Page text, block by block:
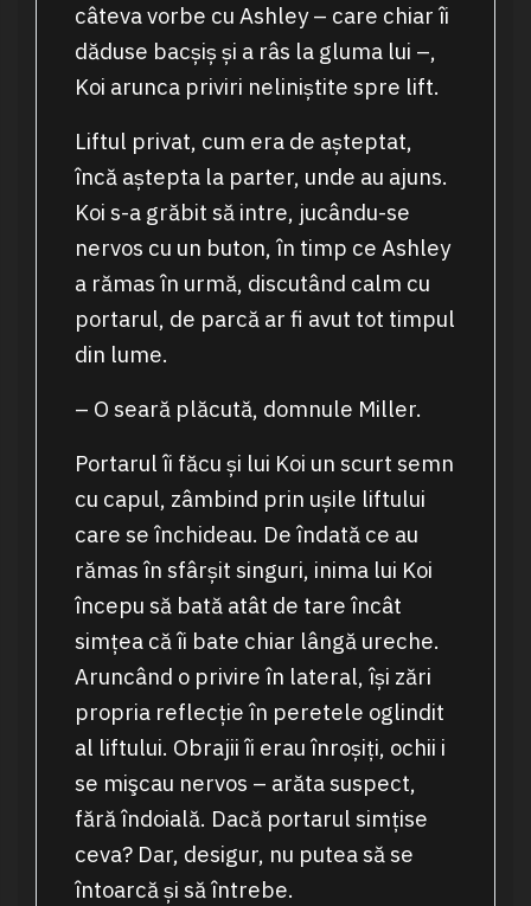
câteva vorbe cu Ashley – care chiar îi
dăduse bacșiș și a râs la gluma lui –,
Koi arunca priviri neliniștite spre lift.
Liftul privat, cum era de așteptat,
încă aștepta la parter, unde au ajuns.
Koi s-a grăbit să intre, jucându-se
nervos cu un buton, în timp ce Ashley
a rămas în urmă, discutând calm cu
portarul, de parcă ar fi avut tot timpul
din lume.
– O seară plăcută, domnule Miller.
Portarul îi făcu și lui Koi un scurt semn
cu capul, zâmbind prin ușile liftului
care se închideau. De îndată ce au
rămas în sfârșit singuri, inima lui Koi
începu să bată atât de tare încât
simțea că îi bate chiar lângă ureche.
Aruncând o privire în lateral, își zări
propria reflecție în peretele oglindit
al liftului. Obrajii îi erau înroșiți, ochii i
se mişcau nervos – arăta suspect,
fără îndoială. Dacă portarul simțise
ceva? Dar, desigur, nu putea să se
întoarcă și să întrebe.